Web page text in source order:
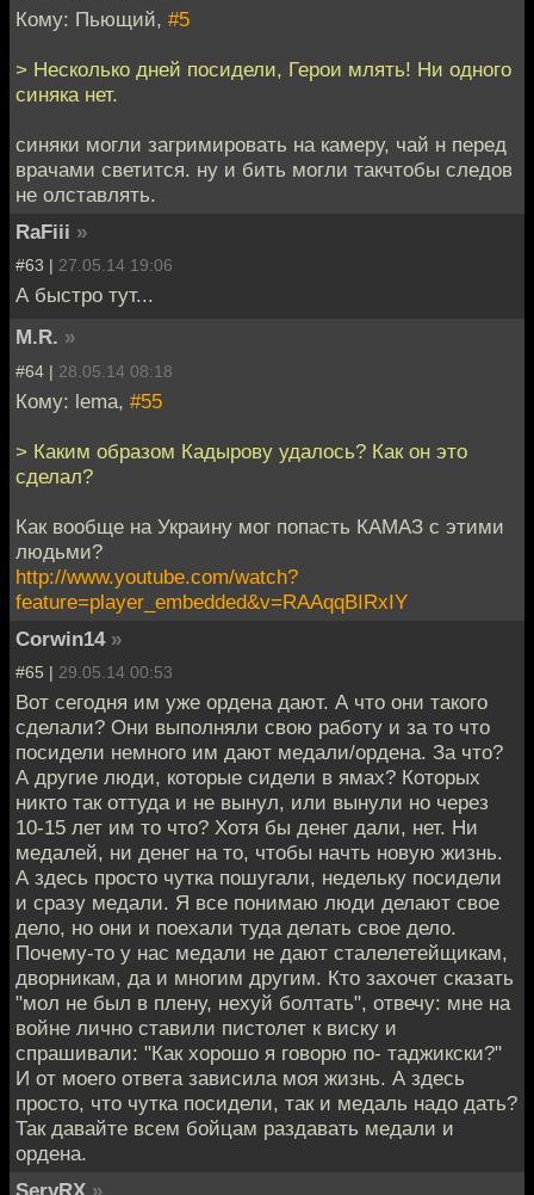
Кому: Пьющий, #5
> Несколько дней посидели, Герои млять! Ни одного
синяка нет.
синяки могли загримировать на камеру, чай н перед
врачами светится. ну и бить могли такчтобы следов
не олставлять.
RaFiii »
#63 | 27.05.14 19:06
А быстро тут...
M.R. »
#64 | 28.05.14 08:18
Кому: lema, #55
> Каким образом Кадырову удалось? Как он это
сделал?
Как вообще на Украину мог попасть КАМАЗ с этими
людьми?
http://www.youtube.com/watch?
feature=player_embedded&v=RAAqqBIRxIY
Corwin14 »
#65 | 29.05.14 00:53
Вот сегодня им уже ордена дают. А что они такого
сделали? Они выполняли свою работу и за то что
посидели немного им дают медали/ордена. За что?
А другие люди, которые сидели в ямах? Которых
никто так оттуда и не вынул, или вынули но через
10-15 лет им то что? Хотя бы денег дали, нет. Ни
медалей, ни денег на то, чтобы начть новую жизнь.
А здесь просто чутка пошугали, недельку посидели
и сразу медали. Я все понимаю люди делают свое
дело, но они и поехали туда делать свое дело.
Почему-то у нас медали не дают сталелетейщикам,
дворникам, да и многим другим. Кто захочет сказать
"мол не был в плену, нехуй болтать", отвечу: мне на
войне лично ставили пистолет к виску и
спрашивали: "Как хорошо я говорю по- таджикски?"
И от моего ответа зависила моя жизнь. А здесь
просто, что чутка посидели, так и медаль надо дать?
Так давайте всем бойцам раздавать медали и
ордена.
SeryRX »